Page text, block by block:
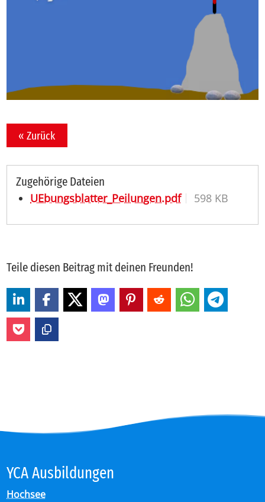
« Zurück
Zugehörige Dateien
UEbungsblatter_Peilungen.pdf 598 KB
Teile diesen Beitrag mit deinen Freunden!
YCA Aus­bil­dun­gen
Hochsee